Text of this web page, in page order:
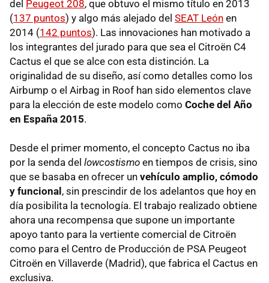
del Peugeot 208, que obtuvo el mismo título en 2013
(137 puntos) y algo más alejado del SEAT León en
2014 (142 puntos). Las innovaciones han motivado a
los integrantes del jurado para que sea el Citroën C4
Cactus el que se alce con esta distinción. La
originalidad de su diseño, así como detalles como los
Airbump o el Airbag in Roof han sido elementos clave
para la elección de este modelo como Coche del Año
en España 2015.
Desde el primer momento, el concepto Cactus no iba
por la senda del lowcostismo en tiempos de crisis, sino
que se basaba en ofrecer un vehículo amplio, cómodo
y funcional , sin prescindir de los adelantos que hoy en
día posibilita la tecnología. El trabajo realizado obtiene
ahora una recompensa que supone un importante
apoyo tanto para la vertiente comercial de Citroën
como para el Centro de Producción de PSA Peugeot
Citroën en Villaverde (Madrid), que fabrica el Cactus en
exclusiva.